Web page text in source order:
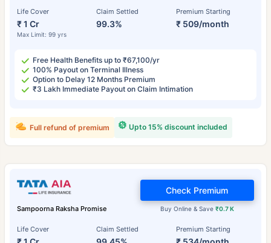
Life Cover
₹ 1 Cr
Max Limit: 99 yrs
Claim Settled
99.3%
Premium Starting
₹ 509/month
Free Health Benefits up to ₹67,100/yr
100% Payout on Terminal Illness
Option to Delay 12 Months Premium
₹3 Lakh Immediate Payout on Claim Intimation
Upto 15% discount included
Full refund of premium
Sampoorna Raksha Promise
Life Cover Claim Settled Premium Starting
Buy Online & Save ₹0.7 K
Check Premium